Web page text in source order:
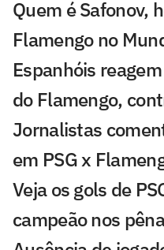
Quem é Safonov,
Flamengo no
Espanhóis
do Flamengo,
Jornalistas
em PSG x
Veja os gols de
campeão nos